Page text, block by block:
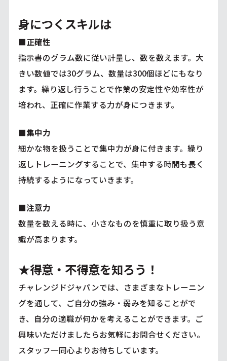
身につくスキルは
■正確性
指示書のグラム数に従い計量し、数を数えます。大
きい数値では30グラム、数量は300個ほどにもなり
ます。繰り返し行うことで作業の安定性や効率性が
培われ、正確に作業する力が身につきます。
■集中力
細かな物を扱うことで集中力が身に付きます。繰り
返しトレーニングすることで、集中する時間も長く
持続するようになっていきます。
■注意力
数量を数える時に、小さなものを慎重に取り扱う意
識が高まります。
★得意・不得意を知ろう！
チャレンジドジャパンでは、さまざまなトレーニン
グを通して、ご自分の強み・弱みを知ることがで
き、自分の適職が何かを考えることができます。ご
興味いただけましたらお気軽にお問合せください。
スタッフ一同心よりお待ちしています。